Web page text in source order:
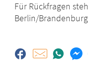
Für Rückfragen
Berlin/